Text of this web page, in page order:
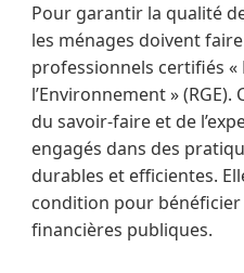
Pour garantir la qualité
les ménages doivent
professionnels certifiés «
l’Environnement »
du savoir-faire et de
engagés dans des
durables et efficientes.
condition pour bénéficier
financières publiques.